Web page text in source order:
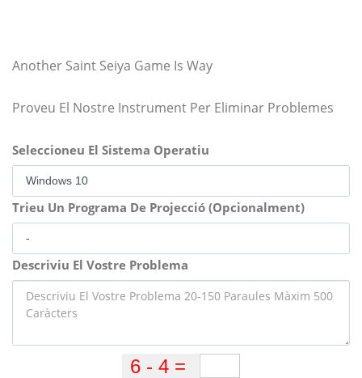
Another Saint Seiya Game Is Way
Proveu El Nostre Instrument Per Eliminar Problemes
Seleccioneu El Sistema Operatiu
Trieu Un Programa De Projecció (Opcionalment)
Descriviu El Vostre Problema